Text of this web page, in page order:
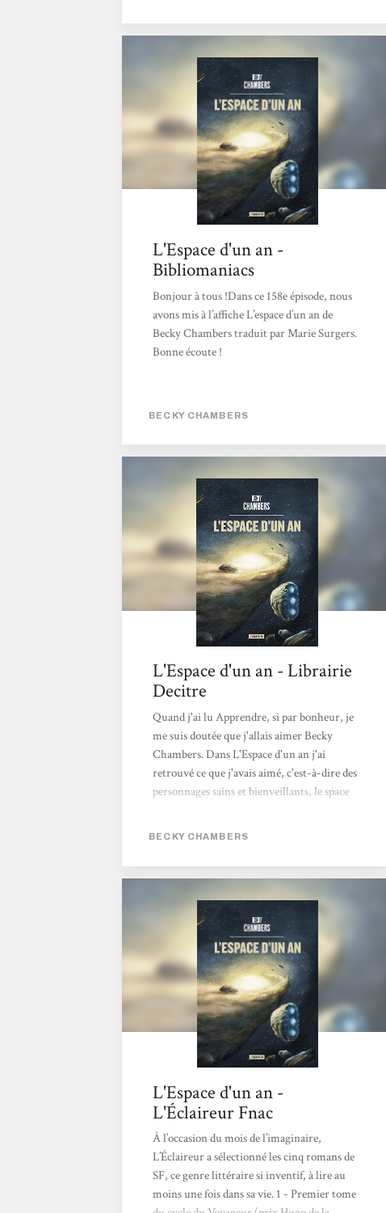
fondatrice de notre rapport à l’autre, a
fortiori avec l’émergence dans notre champ
de perception et de conscience d’autres
espèces intelligentes, les intells. Enfin se pose
le délicat problème de...
L'Espace d'un an -
Bibliomaniacs
Bonjour à tous !Dans ce 158e épisode, nous
avons mis à l’affiche L’espace d’un an de
Becky Chambers traduit par Marie Surgers.
Bonne écoute !
BECKY CHAMBERS
L'Espace d'un an - Librairie
Decitre
Quand j'ai lu Apprendre, si par bonheur, je
me suis doutée que j'allais aimer Becky
Chambers. Dans L'Espace d'un an j'ai
retrouvé ce que j'avais aimé, c'est-à-dire des
personnages sains et bienveillants, le space
L'Espace d'un an est un premier tome, je me
suis retrouvée plongée d'avantage dedans,
beaucoup plus prise à l'histoire.Bien que le
suspense ne soit pas la base de ses récits mais
plutôt l'ambiance et les personnages. Ce qui
n'empêche pas d'avoir hâte de pouvoir lire
la...
BECKY CHAMBERS
L'Espace d'un an -
L'Éclaireur Fnac
À l’occasion du mois de l’imaginaire,
L’Éclaireur a sélectionné les cinq romans de
SF, ce genre littéraire si inventif, à lire au
moins une fois dans sa vie. 1 - Premier tome